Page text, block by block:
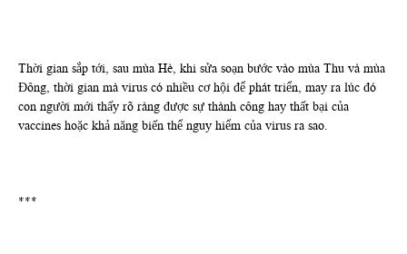
Thời gian sắp tới, sau mùa Hè, khi sửa soạn bước vào mùa Thu và mùa
Đông, thời gian mà virus có nhiều cơ hội để phát triển, may ra lúc đó
con người mới thấy rõ ràng được sự thành công hay thất bại của
vaccines hoặc khả năng biến thể nguy hiểm của virus ra sao.
***